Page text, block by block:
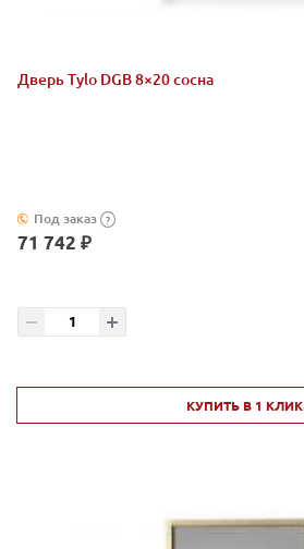
Дверь Tylo DGB 8×20 сосна
Под заказ ?
71 742 ₽
КУПИТЬ В 1 КЛИК